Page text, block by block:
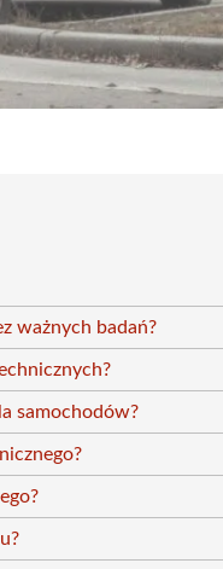
ważnych badań?
samochodów?